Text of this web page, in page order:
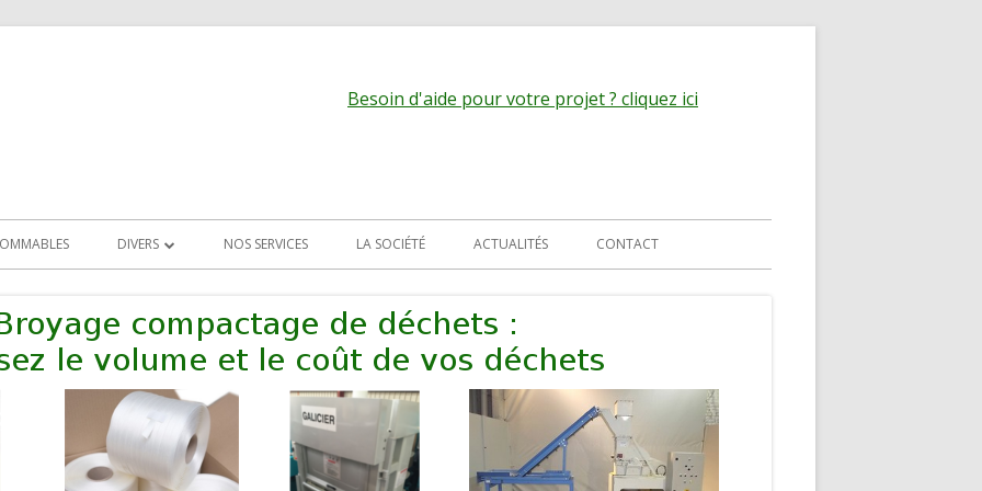
Besoin d'aide pour votre projet ? cliquez ici
DIVERS
EVACUATION DES PRODUITS TRANSPORT PNEUMATIQUE
NOS SERVICES LA SOCIÉTÉ ACTUALITÉS CONTACT